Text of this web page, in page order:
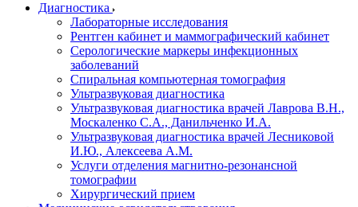
Диагностика
Лабораторные исследования
Рентген кабинет и маммографический кабинет
Серологические маркеры инфекционных
заболеваний
Спиральная компьютерная томография
Ультразвуковая диагностика
Ультразвуковая диагностика врачей Лаврова В.Н.,
Москаленко С.А., Данильченко И.А.
Ультразвуковая диагностика врачей Лесниковой
И.Ю., Алексеева А.М.
Услуги отделения магнитно-резонансной
томографии
Хирургический прием